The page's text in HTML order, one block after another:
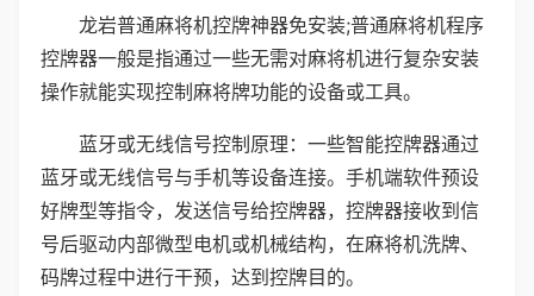
龙岩普通麻将机控牌神器免安装;普通麻将机程序
控牌器一般是指通过一些无需对麻将机进行复杂安装
操作就能实现控制麻将牌功能的设备或工具。
蓝牙或无线信号控制原理：一些智能控牌器通过
蓝牙或无线信号与手机等设备连接。手机端软件预设
好牌型等指令，发送信号给控牌器，控牌器接收到信
号后驱动内部微型电机或机械结构，在麻将机洗牌、
码牌过程中进行干预，达到控牌目的。